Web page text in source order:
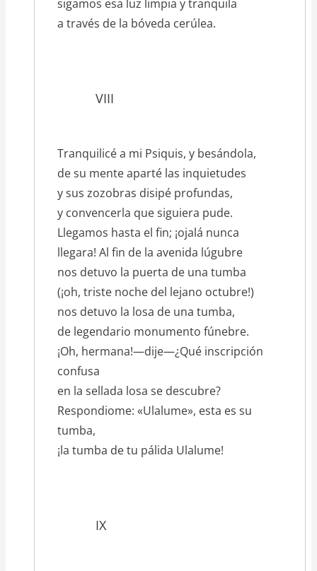
sigamos esa luz limpia y tranquila
a través de la bóveda cerúlea.
VIII
Tranquilicé a mi Psiquis, y besándola,
de su mente aparté las inquietudes
y sus zozobras disipé profundas,
y convencerla que siguiera pude.
Llegamos hasta el fin; ¡ojalá nunca
llegara! Al fin de la avenida lúgubre
nos detuvo la puerta de una tumba
(¡oh, triste noche del lejano octubre!)
nos detuvo la losa de una tumba,
de legendario monumento fúnebre.
¡Oh, hermana!—dije—¿Qué inscripción
confusa
en la sellada losa se descubre?
Respondiome: «Ulalume», esta es su
tumba,
¡la tumba de tu pálida Ulalume!
IX